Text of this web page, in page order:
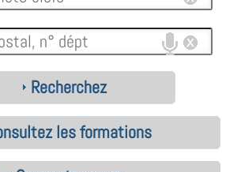
Recherchez
les formations